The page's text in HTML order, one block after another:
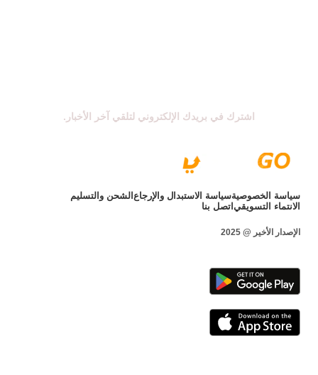
اشترك في بريدك الإلكتروني لتلقي آخر الأخبار.
سياسة الخصوصيةسياسة الاستبدال والإرجاع الشحن والتسليم
الانتماء التسويقي اتصل بنا
الإصدار الأخير @ 2025